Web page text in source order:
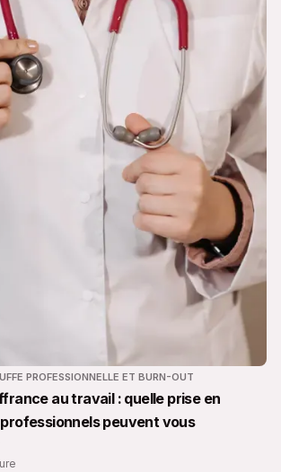
PROFESSIONNELLE ET BURN-OUT
au travail : quelle prise en
peuvent vous